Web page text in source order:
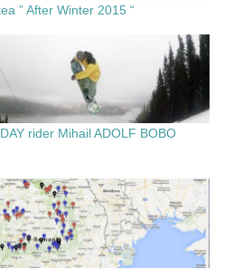
” After Winter 2015 “
rider Mihail ADOLF BOBO